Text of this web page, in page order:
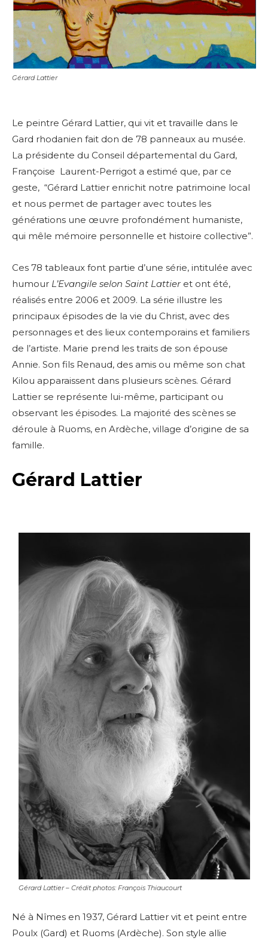
Gérard Lattier
Le peintre Gérard Lattier, qui vit et travaille dans le
Gard rhodanien fait don de 78 panneaux au musée.
La présidente du Conseil départemental du Gard,
Françoise Laurent-Perrigot a estimé que, par ce
geste, “Gérard Lattier enrichit notre patrimoine local
et nous permet de partager avec toutes les
générations une œuvre profondément humaniste,
qui mêle mémoire personnelle et histoire collective”.
Ces 78 tableaux font partie d’une série, intitulée avec
humour L’Evangile selon Saint Lattieret ont été,
réalisés entre 2006 et 2009. La série illustre les
principaux épisodes de la vie du Christ, avec des
personnages et des lieux contemporains et familiers
de l’artiste. Marie prend les traits de son épouse
Annie. Son fils Renaud, des amis ou même son chat
Kilou apparaissent dans plusieurs scènes. Gérard
Lattier se représente lui-même, participant ou
observant les épisodes. La majorité des scènes se
déroule à Ruoms, en Ardèche, village d’origine de sa
famille.
Gérard Lattier
Gérard Lattier – Crédit photos: François Thiaucourt
Né à Nîmes en 1937, Gérard Lattier vit et peint entre
Poulx (Gard) et Ruoms (Ardèche). Son style allie